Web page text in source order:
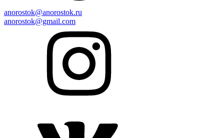
anorostok@anorostok.ru
anorostok@gmail.com